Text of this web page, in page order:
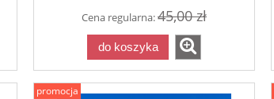
Cena regularna:45,00 zł
do koszyka
promocja